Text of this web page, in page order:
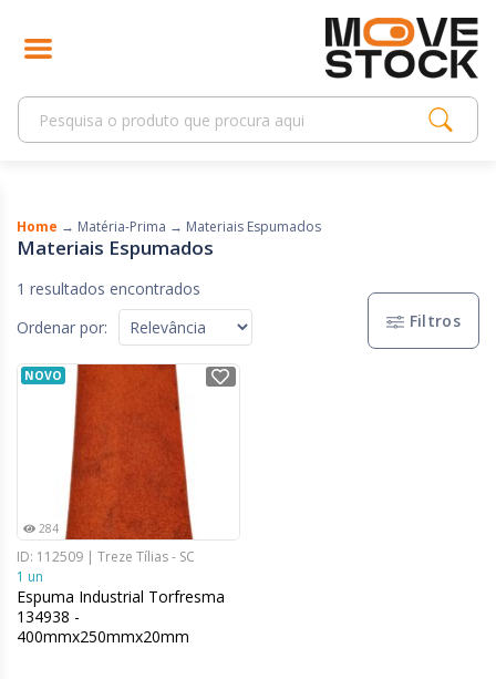
Home → Matéria-Prima → Materiais Espumados
Materiais Espumados
1 resultados encontrados
Ordenar por:
Filtros
NOVO
284
ID: 112509 | Treze Tílias - SC
1 un
Espuma Industrial Torfresma
134938 -
400mmx250mmx20mm